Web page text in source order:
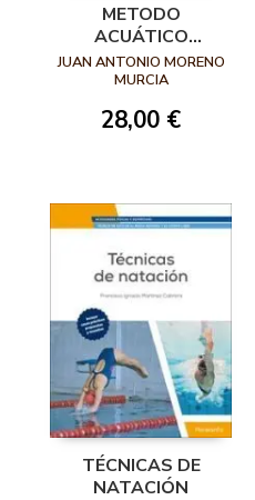
METODO
ACUÁTICO
COMPRENSIVO
MAC
JUAN ANTONIO MORENO
MURCIA
28,00 €
TÉCNICAS DE
NATACIÓN